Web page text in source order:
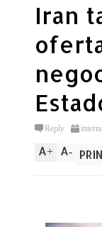
Iran
Reply
A+ A-